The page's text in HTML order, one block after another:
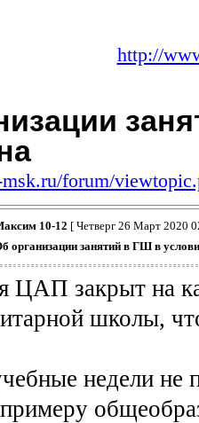
http://
forum/
10-12 [ Четверг 26 Март 2020
организации занятий в ГШ в
ЦАП закрыт на
школы,
недели не